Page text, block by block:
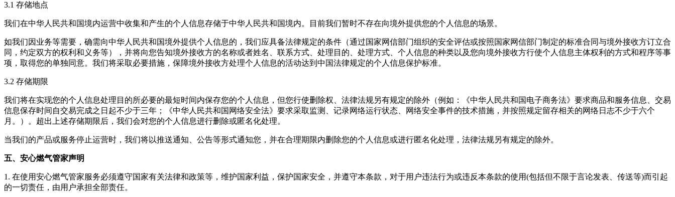
3.1 存储地点
我们在中华人民共和国境内运营中收集和产生的个人信息存储于中华人民共和国境内。目前我们暂时不存在向境外提供您的个人信息的场景。
如我们因业务等需要，确需向中华人民共和国境外提供个人信息的，我们应具备法律规定的条件（通过国家网信部门组织的安全评估或按照国家网信部门制定的标准合同与境外接收方订立合
同，约定双方的权利和义务等），并将向您告知境外接收方的名称或者姓名、联系方式、处理目的、处理方式、个人信息的种类以及您向境外接收方行使个人信息主体权利的方式和程序等事
项，取得您的单独同意。我们将采取必要措施，保障境外接收方处理个人信息的活动达到中国法律规定的个人信息保护标准。
3.2 存储期限
我们将在实现您的个人信息处理目的所必要的最短时间内保存您的个人信息，但您行使删除权、法律法规另有规定的除外（例如：《中华人民共和国电子商务法》要求商品和服务信息、交易
信息保存时间自交易完成之日起不少于三年；《中华人民共和国网络安全法》要求采取监测、记录网络运行状态、网络安全事件的技术措施，并按照规定留存相关的网络日志不少于六个
月。）。超出上述存储期限后，我们会对您的个人信息进行删除或匿名化处理。
当我们的产品或服务停止运营时，我们将以推送通知、公告等形式通知您，并在合理期限内删除您的个人信息或进行匿名化处理，法律法规另有规定的除外。
五、安心燃气管家声明
1. 在使用安心燃气管家服务必须遵守国家有关法律和政策等，维护国家利益，保护国家安全，并遵守本条款，对于用户违法行为或违反本条款的使用(包括但不限于言论发表、传送等)而引起
的一切责任，由用户承担全部责任。